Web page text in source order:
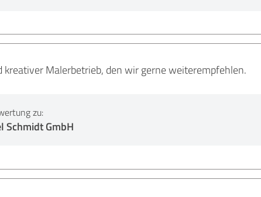
kreativer Malerbetrieb, den wir gerne weiterempfehlen.
zu:
Schmidt GmbH